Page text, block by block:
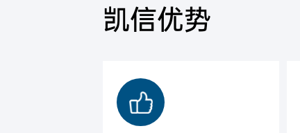
凯信优势